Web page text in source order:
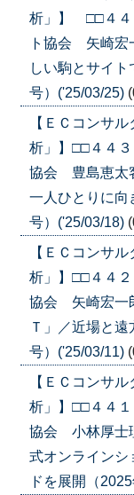
析」】 □□４４
ト協会 矢崎宏
しい駒とサイ
号）('25/03/25)
【ＥＣコンサ
析」】□□４４
協会 豊島恵太
一人ひとりに向
号）('25/03/18)
【ＥＣコンサ
析」】□□４４
協会 矢崎宏一
Ｔ」／近場と
号）('25/03/11)
【ＥＣコンサ
析」】□□４４
協会 小林厚士
式オンライン
ドを展開（